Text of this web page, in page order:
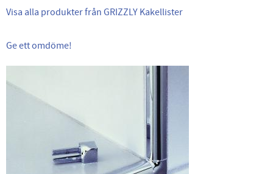
Visa alla produkter från GRIZZLY Kakellister
Ge ett omdöme!